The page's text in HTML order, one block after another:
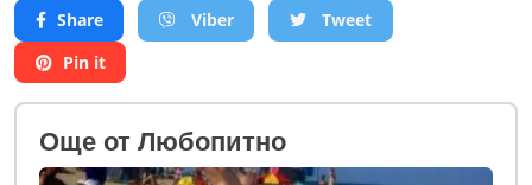
Share Viber
Tweet
Pin it
Oще от Любопитно